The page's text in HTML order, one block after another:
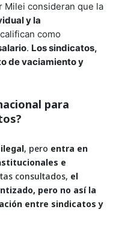
Milei consideran que la
y la
como
. Los sindicatos,
de vaciamiento y
para
, pero entra en
e
consultados, el
pero no así la
entre sindicatos y